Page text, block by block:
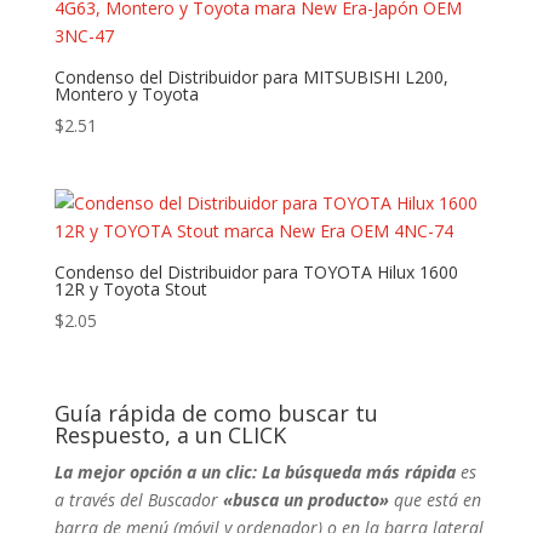
Condenso del Distribuidor para MITSUBISHI L200,
Montero y Toyota
$2.51
Condenso del Distribuidor para TOYOTA Hilux 1600
12R y Toyota Stout
$2.05
Guía rápida de como buscar tu
Respuesto, a un CLICK
La mejor opción a un clic: La búsqueda más rápida es
a través del Buscador«busca un producto»que está en
barra de menú (móvil y ordenador) o en la barra lateral